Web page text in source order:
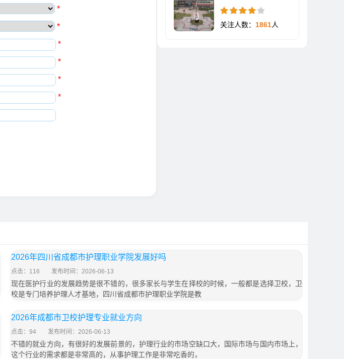
*
*
*
*
*
*
关注人数： 1861人
2026年四川省成都市护理职业学院发展好吗
点击：116 发布时间：2026-06-13
现在医护行业的发展趋势是很不错的，很多家长与学生在择校的时候，一般都是选择卫校，卫
校是专门培养护理人才基地，四川省成都市护理职业学院是教
2026年成都市卫校护理专业就业方向
点击：94 发布时间：2026-06-13
不错的就业方向，有很好的发展前景的，护理行业的市场空缺口大，国际市场与国内市场上，
这个行业的需求都是非常高的，从事护理工作是非常吃香的，